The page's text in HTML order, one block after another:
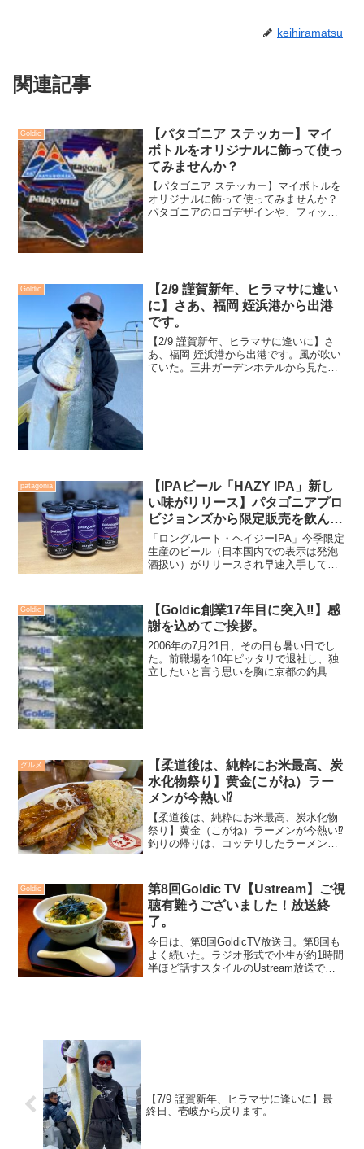
keihiramatsu
関連記事
Goldic
【パタゴニア ステッカー】マイ
ボトルをオリジナルに飾って使っ
てみませんか？
【パタゴニア ステッカー】マイボトルを
オリジナルに飾って使ってみませんか？
パタゴニアのロゴデザインや、フィッシ
Goldic
【2/9 謹賀新年、ヒラマサに逢い
に】さあ、福岡 姪浜港から出港
です。
【2/9 謹賀新年、ヒラマサに逢いに】さ
あ、福岡 姪浜港から出港です。風が吹い
ていた。三井ガーデンホテルから見た窓
patagonia
【IPAビール「HAZY IPA」新し
い味がリリース】パタゴニアプロ
ビジョンズから限定販売を飲んで
みた。
「ロングルート・ヘイジーIPA」今季限定
生産のビール（日本国内での表示は発泡
酒扱い）がリリースされ早速入手してき
ではなく、ゆっくりと味わって飲むもの
だ、と柔道仲間か...
Goldic
【Goldic創業17年目に突入‼️】感
謝を込めてご挨拶。
2006年の7月21日、その日も暑い日でし
た。前職場を10年ピッタリで退社し、独
立したいと言う思いを胸に京都の釣具店
グルメ
【柔道後は、純粋にお米最高、炭
水化物祭り】黄金(こがね）ラー
メンが今熱い⁉️
【柔道後は、純粋にお米最高、炭水化物
祭り】黄金（こがね）ラーメンが今熱い⁉️
釣りの帰りは、コッテリしたラーメンが
ですが、乱取りを中心とした柔道稽古の
後は、米モノがどうし...
Goldic
第8回Goldic TV【Ustream】ご視
聴有難うございました！放送終
了。
今日は、第8回GoldicTV放送日。第8回も
よく続いた。ラジオ形式で小生が約1時間
半ほど話すスタイルのUstream放送でし
【7/9 謹賀新年、ヒラマサに逢いに】最
終日、壱岐から戻ります。